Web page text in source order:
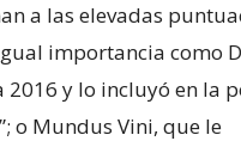
a las elevadas
importancia como
2016 y lo incluyó en la
o Mundus Vini, que le